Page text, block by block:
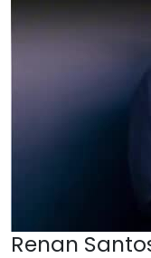
Renan